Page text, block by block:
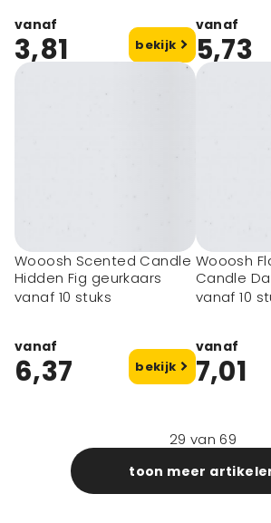
vanaf
3,81 bekijk
vanaf
5,73
Wooosh Scented Candle
Hidden Fig geurkaars
vanaf 10 stuks
vanaf
6,37 bekijk
Wooosh
Candle
geurkaars
vanaf 10
vanaf
7,01
29 van 69
toon meer